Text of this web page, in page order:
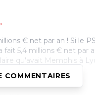
€ net par an ! Si le
fait 5,4 millions € net par
qu'avait Memphis à
COMMENTAIRES